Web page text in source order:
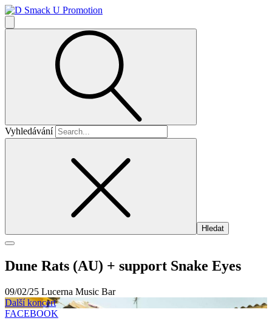
Vyhledávání
Dune Rats (AU) + support Snake Eyes
09/02/25 Lucerna Music Bar
Další koncert
FACEBOOK